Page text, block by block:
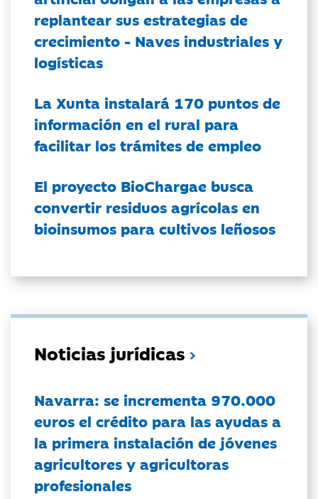
replantear sus estrategias de
crecimiento - Naves industriales y
logísticas
La Xunta instalará 170 puntos de
información en el rural para
facilitar los trámites de empleo
El proyecto BioChargae busca
convertir residuos agrícolas en
bioinsumos para cultivos leñosos
Noticias jurídicas
Navarra: se incrementa 970.000
euros el crédito para las ayudas a
la primera instalación de jóvenes
agricultores y agricultoras
profesionales